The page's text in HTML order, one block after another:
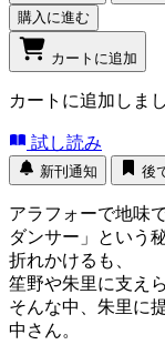
購入に進む
カートに追加
カートに追加しま
試し読み
新刊通知 後
アラフォーで地味
ダンサー」という
折れかけるも、
笙野や朱里に支え
そんな中、朱里に
中さん。